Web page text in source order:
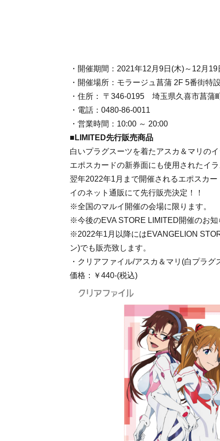
・開催期間：2021年12月9日(木)～12月19
・開催場所：モラージュ菖蒲 2F 5番街特
・住所： 〒346-0195 埼玉県久喜市菖蒲
・電話：0480-86-0011
・営業時間：10:00 ～ 20:00
■LIMITED先行販売商品
白いプラグスーツを着たアスカ＆マリの
エポスカードの新券面にも使用されたイ
翌年2022年1月まで開催されるエポスカ
イのネット通販にて先行販売決定！！
※全国のマルイ開催の会場に限ります。
※今後のEVA STORE LIMITED開催のお
※2022年1月以降にはEVANGELION
ン)でも販売致します。
・クリアファイル/アスカ＆マリ(白プラグ
価格：￥440-(税込)